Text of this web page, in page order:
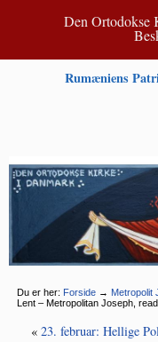
Den Ortodokse
Rumæniens
Du er her: Forside → Metropolit
Lent – Metropolitan Joseph,
« 23. februar: Hellige